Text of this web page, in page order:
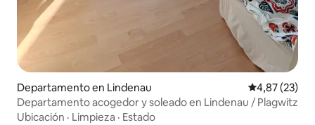
Departamento en Lindenau Calificación
4,87 (23)
Departamento acogedor y soleado en Lindenau / Plagwitz
Ubicación · Limpieza · Estado